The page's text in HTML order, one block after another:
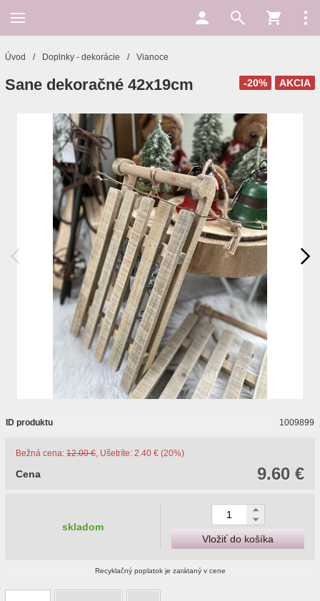
Úvod / Doplnky - dekorácie / Vianoce
AKCIA
-20%
Sane dekoračné 42x19cm
ID produktu 1009899
Bežná cena: 12.00 €, Ušetríte: 2.40 € (20%)
9.60 €
Cena
skladom
Vložiť do košíka
Recyklačný poplatok je zarátaný v cene